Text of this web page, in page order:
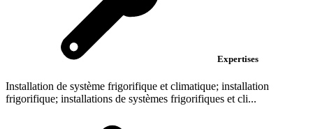
Expertises
Installation de système frigorifique et climatique; installation
frigorifique; installations de systèmes frigorifiques et cli...